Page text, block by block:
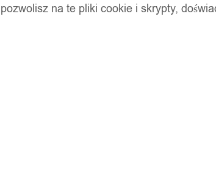
pozwolisz na te pliki cookie i skrypty,